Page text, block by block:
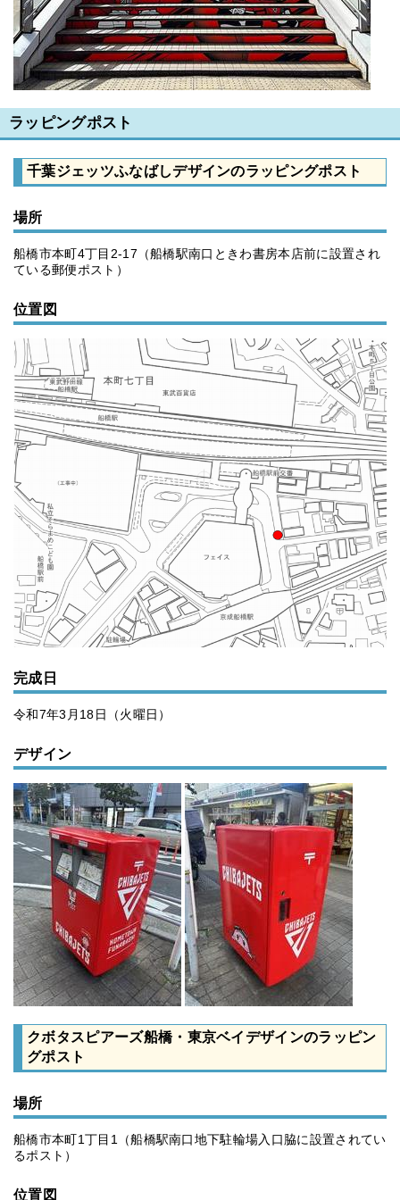
ラッピングポスト
千葉ジェッツふなばしデザインのラッピングポスト
場所
船橋市本町4丁目2-17（船橋駅南口ときわ書房本店前に設置され
ている郵便ポスト）
位置図
完成日
令和7年3月18日（火曜日）
デザイン
クボタスピアーズ船橋・東京ベイデザインのラッピン
グポスト
場所
船橋市本町1丁目1（船橋駅南口地下駐輪場入口脇に設置されてい
るポスト）
位置図